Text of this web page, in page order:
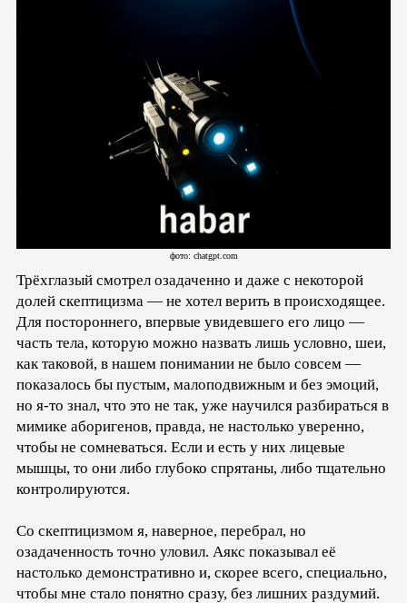
фото: chatgpt.com
Трёхглазый смотрел озадаченно и даже с некоторой
долей скептицизма — не хотел верить в происходящее.
Для постороннего, впервые увидевшего его лицо —
часть тела, которую можно назвать лишь условно, шеи,
как таковой, в нашем понимании не было совсем —
показалось бы пустым, малоподвижным и без эмоций,
но я-то знал, что это не так, уже научился разбираться в
мимике аборигенов, правда, не настолько уверенно,
чтобы не сомневаться. Если и есть у них лицевые
мышцы, то они либо глубоко спрятаны, либо тщательно
контролируются.
Со скептицизмом я, наверное, перебрал, но
озадаченность точно уловил. Аякс показывал её
настолько демонстративно и, скорее всего, специально,
чтобы мне стало понятно сразу, без лишних раздумий.